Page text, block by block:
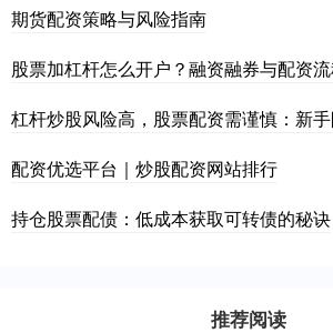
期货配资策略与风险指南
股票加杠杆怎么开户？融资融券与配资
杠杆炒股风险高，股票配资需谨慎：新
配资优选平台｜炒股配资网站排行
持仓股票配债：低成本获取可转债的秘诀
推荐阅读